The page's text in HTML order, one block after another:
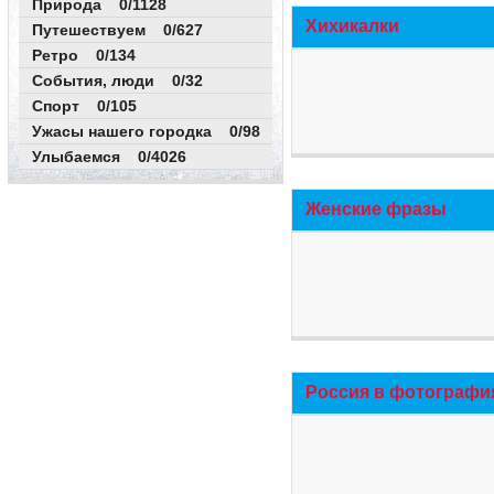
Природа 0/1128
Путешествуем 0/627
Ретро 0/134
События, люди 0/32
Спорт 0/105
Ужасы нашего городка 0/98
Улыбаемся 0/4026
Хихикалки
Женские фразы
Россия в